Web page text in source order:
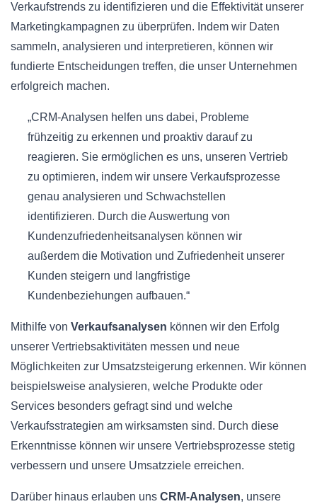
Verkaufstrends zu identifizieren und die Effektivität unserer
Marketingkampagnen zu überprüfen. Indem wir Daten
sammeln, analysieren und interpretieren, können wir
fundierte Entscheidungen treffen, die unser Unternehmen
erfolgreich machen.
„CRM-Analysen helfen uns dabei, Probleme
frühzeitig zu erkennen und proaktiv darauf zu
reagieren. Sie ermöglichen es uns, unseren Vertrieb
zu optimieren, indem wir unsere Verkaufsprozesse
genau analysieren und Schwachstellen
identifizieren. Durch die Auswertung von
Kundenzufriedenheitsanalysen können wir
außerdem die Motivation und Zufriedenheit unserer
Kunden steigern und langfristige
Kundenbeziehungen aufbauen.“
Mithilfe von Verkaufsanalysen können wir den Erfolg
unserer Vertriebsaktivitäten messen und neue
Möglichkeiten zur Umsatzsteigerung erkennen. Wir können
beispielsweise analysieren, welche Produkte oder
Services besonders gefragt sind und welche
Verkaufsstrategien am wirksamsten sind. Durch diese
Erkenntnisse können wir unsere Vertriebsprozesse stetig
verbessern und unsere Umsatzziele erreichen.
Darüber hinaus erlauben uns CRM-Analysen, unsere